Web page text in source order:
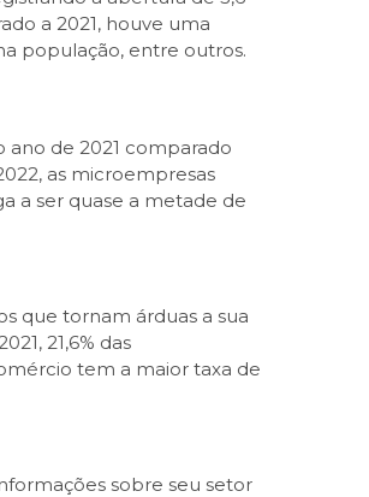
a 2021, houve uma
população, entre outros.
de 2021 comparado
as microempresas
a ser quase a metade de
que tornam árduas a sua
21,6% das
tem a maior taxa de
sobre seu setor